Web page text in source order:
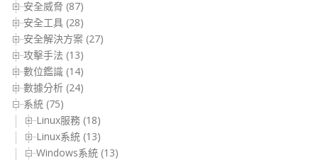
安全威脅 (87)
安全工具 (28)
安全解決方案 (27)
攻擊手法 (13)
數位鑑識 (14)
數據分析 (24)
系統 (75)
Linux服務 (18)
Linux系統 (13)
Windows系統 (13)